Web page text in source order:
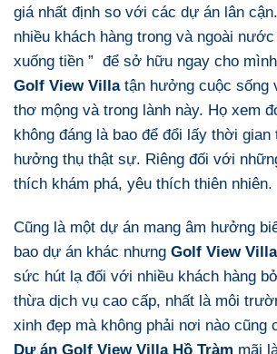
giá nhất định so với các dự án lân
nhiều khách hàng trong và ngoài
xuống tiền ” để sở hữu ngay cho
Golf View Villa tận hưởng cuộc sống
thơ mộng và trong lành này. Họ xem
không đáng là bao để đổi lấy thời
hưởng thụ thật sự. Riêng đối với
thích khám phá, yêu thích thiên nhiên.
Cũng là một dự án mang âm hưởng
bao dự án khác nhưng Golf View
sức hút lạ đối với nhiều khách hàng
thừa dịch vụ cao cấp, nhất là môi
xinh đẹp mà không phải nơi nào cũng
Dự án Golf View Villa Hồ Tràm mãi